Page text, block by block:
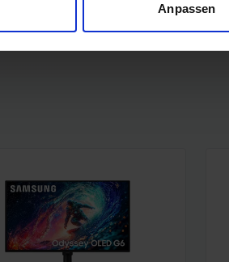
wie Ihre persönlichen Daten
soziale Medien, Werbung und
Anpassen
1 2 3 4 5 6 7 8